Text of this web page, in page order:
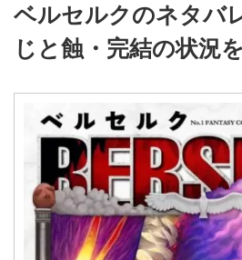
ベルセルクのネタバ
じと蝕・完結の状況